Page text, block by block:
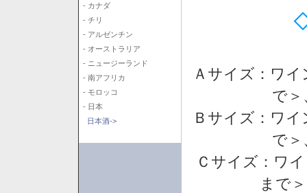
- カナダ
- チリ
- アルゼンチン
- オーストラリア
- ニュージーランド
- 南アフリカ
- モロッコ
- 日本
日本酒->
Ａサイズ：ワ
で
Ｂサイズ：ワ
で
Ｃサイズ：ワ
まで